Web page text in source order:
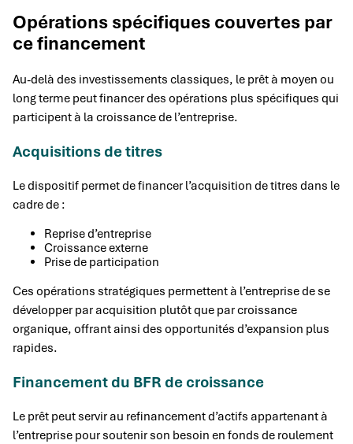
Opérations spécifiques couvertes par
ce financement
Au-delà des investissements classiques, le prêt à moyen ou
long terme peut financer des opérations plus spécifiques qui
participent à la croissance de l’entreprise.
Acquisitions de titres
Le dispositif permet de financer l’acquisition de titres dans le
cadre de :
Reprise d’entreprise
Croissance externe
Prise de participation
Ces opérations stratégiques permettent à l’entreprise de se
développer par acquisition plutôt que par croissance
organique, offrant ainsi des opportunités d’expansion plus
rapides.
Financement du BFR de croissance
Le prêt peut servir au refinancement d’actifs appartenant à
l’entreprise pour soutenir son besoin en fonds de roulement